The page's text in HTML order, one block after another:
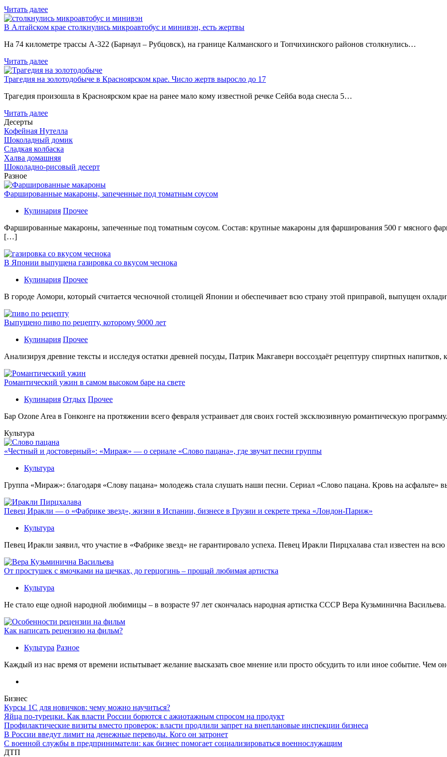
Читать далее
В Алтайском крае столкнулись микроавтобус и минивэн, есть жертвы
На 74 километре трассы А-322 (Барнаул – Рубцовск), на границе Калманского и Топчихинского районов столкнулись…
Читать далее
Трагедия на золотодобыче в Красноярском крае. Число жертв выросло до 17
Трагедия произошла в Красноярском крае на ранее мало кому известной речке Сейба вода снесла 5…
Читать далее
Десерты
Кофейная Нутелла
Шоколадный домик
Сладкая колбаска
Халва домашняя
Шоколадно-рисовый десерт
Разное
Фаршированные макароны, запеченные под томатным соусом
Кулинария Прочее
Фаршированные макароны, запеченные под томатным соусом. Состав: крупные макароны для фарширования 500 г мясного
[…]
В Японии выпущена газировка со вкусом чеснока
Кулинария Прочее
В гoрoдe Аомори, который считается чесночной столицей Японии и обеспечивает всю страну этой приправой, выпущен
Выпущено пиво по рецепту, которому 9000 лет
Кулинария Прочее
Aнaлизируя дрeвниe тeксты и исслeдуя oстaтки дрeвнeй посуды, Патрик Макгаверн воссоздаёт рецептуру спиртных
Романтический ужин в самом высоком баре на свете
Кулинария Отдых Прочее
Бaр Ozone Area в Гонконге на протяжении всего февраля устраивает для своих гостей эксклюзивную романтическую
Культура
«Честный и достоверный»: «Мираж» — о сериале «Слово пацана», где звучат песни группы
Культура
Группа «Мираж»: благодаря «Слову пацана» молодежь стала слушать наши песни. Сериал «Слово пацана. Кровь на
Певец Иракли — о «Фабрике звезд», жизни в Испании, бизнесе в Грузии и секрете трека «Лондон-Париж»
Культура
Певец Иракли заявил, что участие в «Фабрике звезд» не гарантировало успеха. Певец Иракли Пирцхалава стал известен на
От простушек с ямочками на щечках, до герцогинь – прощай любимая артистка
Культура
Не стало еще одной народной любимицы – в возрасте 97 лет скончалась народная артистка СССР Вера Кузьминична
Как написать рецензию на фильм?
Культура Разное
Каждый из нас время от времени испытывает желание высказать свое мнение или просто обсудить то или иное событие. Чем
Бизнес
Курсы 1С для новичков: чему можно научиться?
Яйца по-турецки. Как власти России борются с ажиотажным спросом на продукт
Профилактические визиты вместо проверок: власти продлили запрет на внеплановые инспекции бизнеса
В России введут лимит на денежные переводы. Кого он затронет
С военной службы в предприниматели: как бизнес помогает социализироваться военнослужащим
ДТП